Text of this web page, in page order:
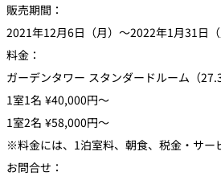
販売期間：
2021年12月6日（月）～2022年1月31日（
料金：
ガーデンタワー スタンダードルーム（27.3
1室1名 ¥40,000円〜
1室2名 ¥58,000円〜
※料金には、1泊室料、朝食、税金・サー
お問合せ：